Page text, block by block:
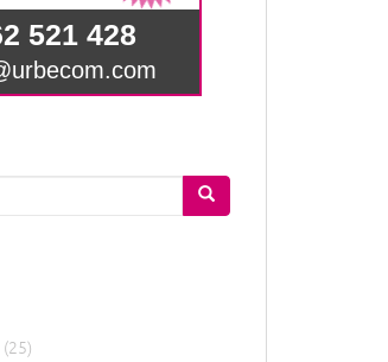
(25)